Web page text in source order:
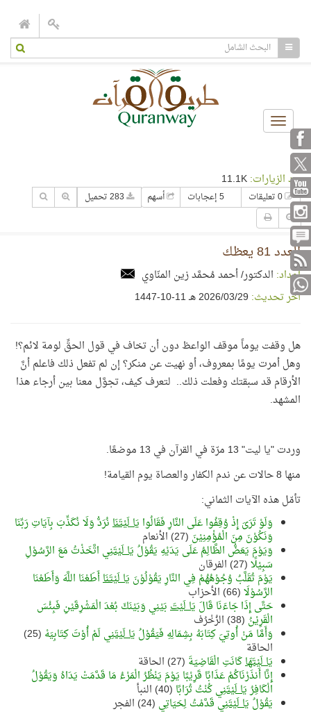
Toggle
navigation
عدد الزيارات:
5 إعجابات أسهم
العدد 81 يعظك
إعداد: الدكتور/ أحمد مُحمَّد زين المنّاوي
آخر تحديث: 29‏/03‏/2026 هـ 11-10-1447
هل وقفت يوماً موقف الواعظ دون أن تخاف في قول الحقِّ لومة لائم؟!
وهل أمرت يومًا بمعروف، أو نهيت عن منكر؟ إن لم تفعل ذلك فاعلم أنَّ
الأرقام قد سبقتك وفعلت ذلك.. لتعرف كيف، تجوَّل معنا بين أرجاء هذا
المشهد.
وردت "يا ليت" 13 مرّة في القرآن في 13 موضعًا.
منها 8 حالات عن ندم الكفار والعصاة يوم القيامة!
تأمّل هذه الآيات الثماني:
وَلَوْ تَرَىَ إِذْ وُقِفُوا عَلَى النَّارِ فَقَالُوا يَا لَيْتَنَانُرَدُّ وَلَا نُكَذِّبَ بِآيَاتِ رَبِّنَا
وَنَكُوْنَ مِنَ الْمُؤْمِنِيْنَ (27) الأنعام
وَيَوْمَ يَعَضُّ الظَّالِمُ عَلَى يَدَيْهِ يَقُوْلُ يَا لَيْتَنِي اتَّخَذْتُ مَعَ الرَّسُوْلِ
سَبِيْلًا(27) الفرقان
يَوْمَ تُقَلَّبُ وُجُوْهُهُمْ فِي النَّارِ يَقُوْلُوْنَ يَا لَيْتَنَاأَطَعْنَا اللَّهَ وَأَطَعْنَا
الرَّسُوْلَا(66) الأحزاب
حَتَّى إِذَا جَاءَنَا قَالَ يَا لَيْتَبَيْنِي وَبَيْنَكَ بُعْدَ الْمَشْرِقَيْنِ فَبِئْسَ
الْقَرِيْنُ (38) الزُخْرُف
وَأَمَّا مَنْ أُوتِيَ كِتَابَهُ بِشِمَالِهِ فَيَقُوْلُ يَا لَيْتَنِيلَمْ أُوْتَ كِتَابِيَهْ (25)
الحاقة
يَا لَيْتَهَاكَانَتِ الْقَاضِيَةَ (27) الحاقة
إِنَّا أَنذَرْنَاكُمْ عَذَابًا قَرِيْبًا يَوْمَ يَنْظُرُ الْمَرْءُ مَا قَدَّمَتْ يَدَاهُ وَيَقُوْلُ
الْكَافِرُيَا لَيْتَنِيكُنْتُ تُرَابًا (40) النبأ
يَقُوْلُ يَا لَيْتَنِي قَدَّمْتُ لِحَيَاتِي (24) الفجر